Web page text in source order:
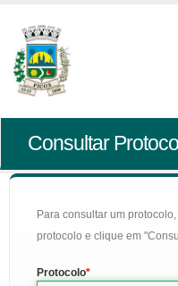
Consultar
Para consultar um
protocolo e clique em
Protocolo